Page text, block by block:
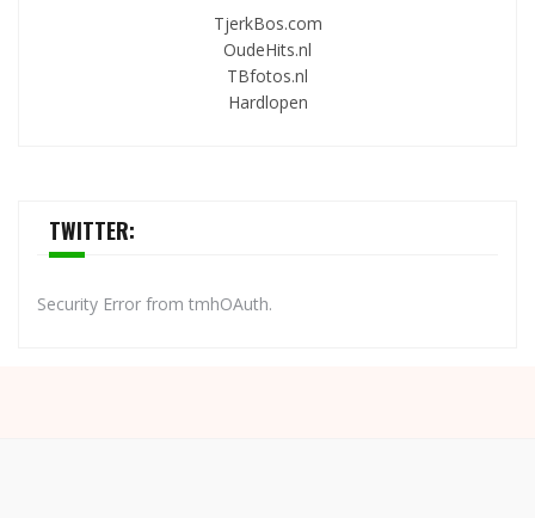
TjerkBos.com
OudeHits.nl
TBfotos.nl
Hardlopen
TWITTER:
Security Error from tmhOAuth.